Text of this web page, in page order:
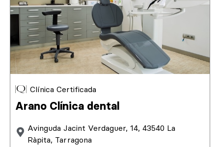
Clínica Certificada
Arano Clínica dental
Avinguda Jacint Verdaguer, 14, 43540 La
Ràpita, Tarragona